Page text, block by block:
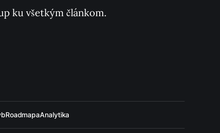
ku všetkým článkom.
RoadmapaAnalytika